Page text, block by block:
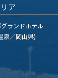
ア
ランドホテル
泉／岡山県)